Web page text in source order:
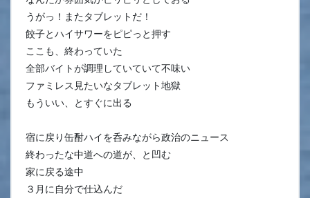
うがっ！またタブレットだ！
餃子とハイサワーをピピっと押す
ここも、終わっていた
全部バイトが調理していていて不味い
ファミレス見たいなタブレット地獄
もういい、とすぐに出る
宿に戻り缶酎ハイを呑みながら政治のニュース
終わったな中道への道が、と凹む
家に戻る途中
３月に自分で仕込んだ